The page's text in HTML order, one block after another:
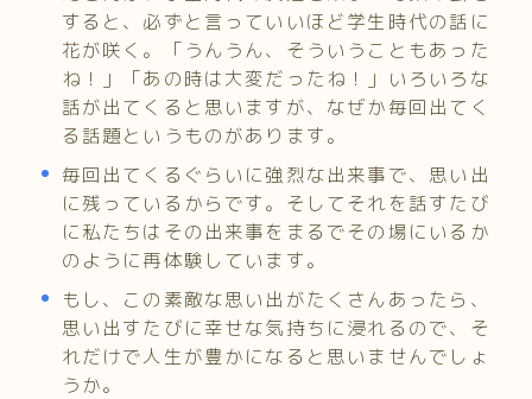
すると、必ずと言っていいほど学生時代の話に
花が咲く。「うんうん、そういうこともあった
ね！」「あの時は大変だったね！」いろいろな
話が出てくると思いますが、なぜか毎回出てく
る話題というものがあります。
毎回出てくるぐらいに強烈な出来事で、思い出
に残っているからです。そしてそれを話すたび
に私たちはその出来事をまるでその場にいるか
のように再体験しています。
もし、この素敵な思い出がたくさんあったら、
思い出すたびに幸せな気持ちに浸れるので、そ
れだけで人生が豊かになると思いませんでしょ
うか。